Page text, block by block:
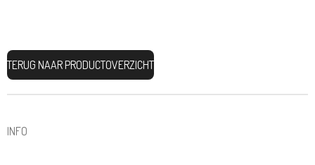
TERUG NAAR PRODUCTOVERZICHT
INFO